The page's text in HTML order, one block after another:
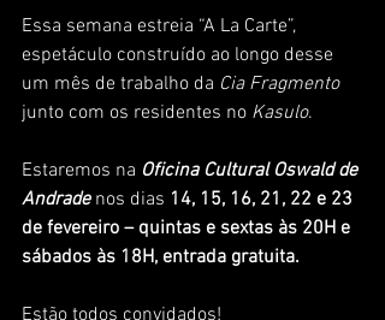
Essa semana estreia “A La Carte”,
espetáculo construído ao longo desse
um mês de trabalho da Cia Fragmento
junto com os residentes no Kasulo.
Estaremos na Oficina Cultural Oswald de
Andrade nos dias 14, 15, 16, 21, 22 e 23
de fevereiro – quintas e sextas às 20H e
sábados às 18H, entrada gratuita.